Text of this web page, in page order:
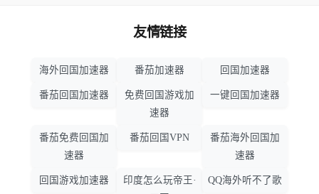
友情链接
海外回国加速器 番茄加速器 回国加速器
番茄回国加速器
免费回国游戏加
速器
一键回国加速器
番茄免费回国加
速器
番茄回国VPN
番茄海外回国加
速器
回国游戏加速器
印度怎么玩帝王·
QQ海外听不了歌